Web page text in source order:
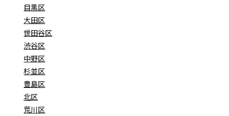
目黒区
大田区
世田谷区
渋谷区
中野区
杉並区
豊島区
北区
荒川区